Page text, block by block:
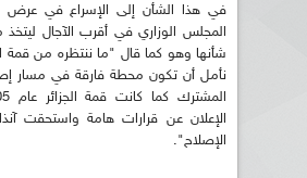
في هذا الشأن إلى الإسراع في عرض
المجلس الوزاري في أقرب الآجال ليتخذ
شأنها وهو كما قال "ما ننتظره من قمة
نأمل أن تكون محطة فارقة في مسار
الإعلان عن قرارات هامة واستحقت
الإصلاح".